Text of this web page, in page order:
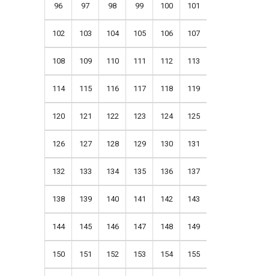
96 97 98 99 100 101
102 103 104 105 106 107
108 109 110 111 112 113
114 115 116 117 118 119
120 121 122 123 124 125
126 127 128 129 130 131
132 133 134 135 136 137
138 139 140 141 142 143
144 145 146 147 148 149
150 151 152 153 154 155